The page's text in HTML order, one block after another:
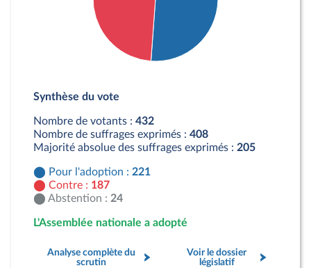
Contre : 187 députés
Synthèse du vote
Nombre de votants : 432
Nombre de suffrages exprimés : 408
Majorité absolue des suffrages exprimés : 205
Pour l'adoption : 221
Contre : 187
Abstention : 24
L'Assemblée nationale a adopté
Analyse complète du
scrutin
Voir le dossier
législatif